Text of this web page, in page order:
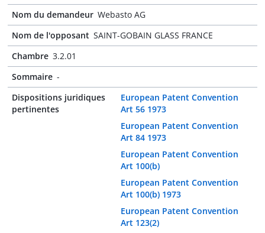
Nom du demandeur Webasto AG
Nom de l'opposant SAINT-GOBAIN GLASS FRANCE
Chambre 3.2.01
Sommaire -
Dispositions juridiques
pertinentes
European Patent Convention
Art 56 1973
European Patent Convention
Art 84 1973
European Patent Convention
Art 100(b)
European Patent Convention
Art 100(b) 1973
European Patent Convention
Art 123(2)